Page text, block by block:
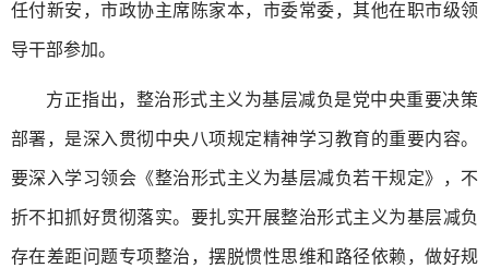
任付新安，市政协主席陈家本，市委常委，其他在职市级领
导干部参加。
方正指出，整治形式主义为基层减负是党中央重要决策
部署，是深入贯彻中央八项规定精神学习教育的重要内容。
要深入学习领会《整治形式主义为基层减负若干规定》，不
折不扣抓好贯彻落实。要扎实开展整治形式主义为基层减负
存在差距问题专项整治，摆脱惯性思维和路径依赖，做好规